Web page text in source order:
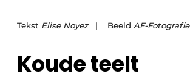
Tekst Elise Noyez| Beeld AF-Fotografie
Koude teelt